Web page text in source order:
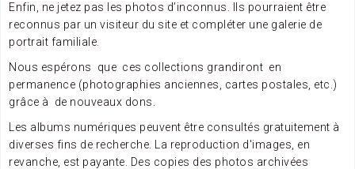
Enfin, ne jetez pas les photos d’inconnus. Ils pourraient être
reconnus par un visiteur du site et compléter une galerie de
portrait familiale.
Nous espérons que ces collections grandiront en
permanence (photographies anciennes, cartes postales, etc.)
grâce à de nouveaux dons.
Les albums numériques peuvent être consultés gratuitement à
diverses fins de recherche. La reproduction d'images, en
revanche, est payante. Des copies des photos archivées